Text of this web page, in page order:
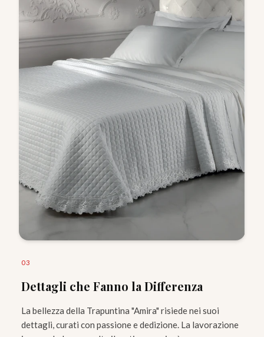
03
Dettagli che Fanno la Differenza
La bellezza della Trapuntina "Amira" risiede nei suoi
dettagli, curati con passione e dedizione. La lavorazione